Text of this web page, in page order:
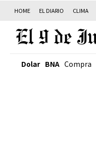
HOME EL DIARIO CLIMA
Dolar BNA Compra